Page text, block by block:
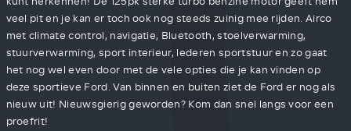
veel pit en je kan er toch ook nog steeds zuinig mee rijden. Airco
met climate control, navigatie, Bluetooth, stoelverwarming,
stuurverwarming, sport interieur, lederen sportstuur en zo gaat
het nog wel even door met de vele opties die je kan vinden op
deze sportieve Ford. Van binnen en buiten ziet de Ford er nog als
nieuw uit! Nieuwsgierig geworden? Kom dan snel langs voor een
proefrit!